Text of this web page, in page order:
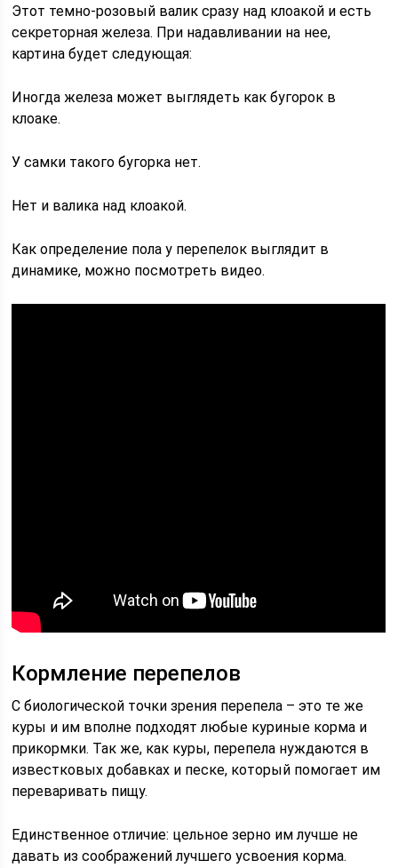
Этот темно-розовый валик сразу над клоакой и есть
секреторная железа. При надавливании на нее,
картина будет следующая:
Иногда железа может выглядеть как бугорок в
клоаке.
У самки такого бугорка нет.
Нет и валика над клоакой.
Как определение пола у перепелок выглядит в
динамике, можно посмотреть видео.
Кормление перепелов
С биологической точки зрения перепела – это те же
куры и им вполне подходят любые куриные корма и
прикормки. Так же, как куры, перепела нуждаются в
известковых добавках и песке, который помогает им
переваривать пищу.
Единственное отличие: цельное зерно им лучше не
давать из соображений лучшего усвоения корма.